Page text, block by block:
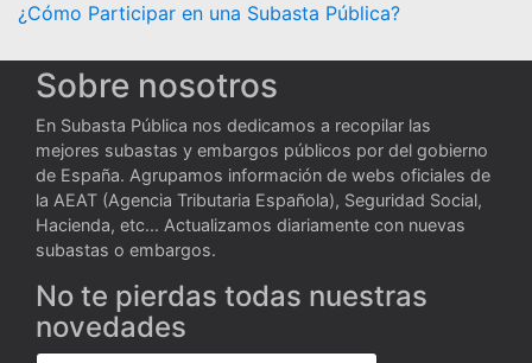
¿Cómo Participar en una Subasta Pública?
Sobre nosotros
En Subasta Pública nos dedicamos a recopilar las
mejores subastas y embargos públicos por del gobierno
de España. Agrupamos información de webs oficiales de
la AEAT (Agencia Tributaria Española), Seguridad Social,
Hacienda, etc... Actualizamos diariamente con nuevas
subastas o embargos.
No te pierdas todas nuestras
novedades